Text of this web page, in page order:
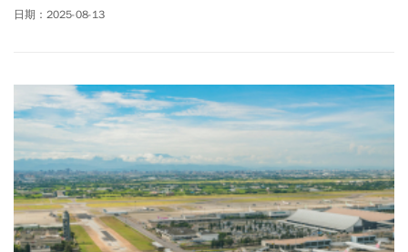
題，問題出在評價上，這期我們好好來聊聊。榮運(2607)第二季獲利
日期：2025-08-13